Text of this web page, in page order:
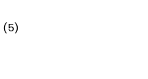
(5)